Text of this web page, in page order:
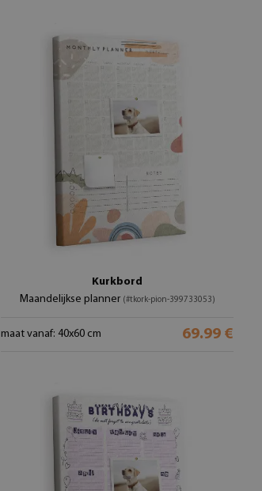
Kurkbord
Maandelijkse planner (#tkork-pion-399733053)
maat vanaf: 40x60 cm 69.99 €